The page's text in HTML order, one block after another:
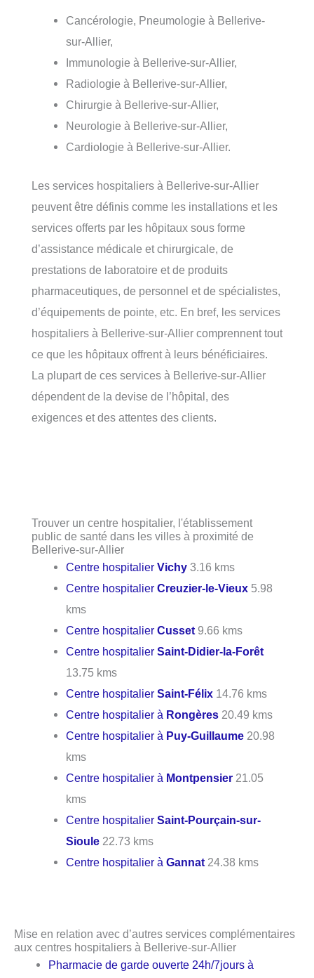
Cancérologie, Pneumologie à Bellerive-
sur-Allier,
Immunologie à Bellerive-sur-Allier,
Radiologie à Bellerive-sur-Allier,
Chirurgie à Bellerive-sur-Allier,
Neurologie à Bellerive-sur-Allier,
Cardiologie à Bellerive-sur-Allier.
Les services hospitaliers à Bellerive-sur-Allier
peuvent être définis comme les installations et les
services offerts par les hôpitaux sous forme
d’assistance médicale et chirurgicale, de
prestations de laboratoire et de produits
pharmaceutiques, de personnel et de spécialistes,
d’équipements de pointe, etc. En bref, les services
hospitaliers à Bellerive-sur-Allier comprennent tout
ce que les hôpitaux offrent à leurs bénéficiaires.
La plupart de ces services à Bellerive-sur-Allier
dépendent de la devise de l’hôpital, des
exigences et des attentes des clients.
Trouver un centre hospitalier, l'établissement
public de santé dans les villes à proximité de
Bellerive-sur-Allier
Centre hospitalierVichy 3.16 kms
Centre hospitalierCreuzier-le-Vieux 5.98
kms
Centre hospitalierCusset 9.66 kms
Centre hospitalierSaint-Didier-la-Forêt
13.75 kms
Centre hospitalierSaint-Félix 14.76 kms
Centre hospitalier à Rongères 20.49 kms
Centre hospitalier à Puy-Guillaume 20.98
kms
Centre hospitalier à Montpensier 21.05
kms
Centre hospitalierSaint-Pourçain-sur-
Sioule 22.73 kms
Centre hospitalier àGannat 24.38 kms
Mise en relation avec d’autres services complémentaires
aux centres hospitaliers à Bellerive-sur-Allier
Pharmacie de garde ouverte 24h/7jours à